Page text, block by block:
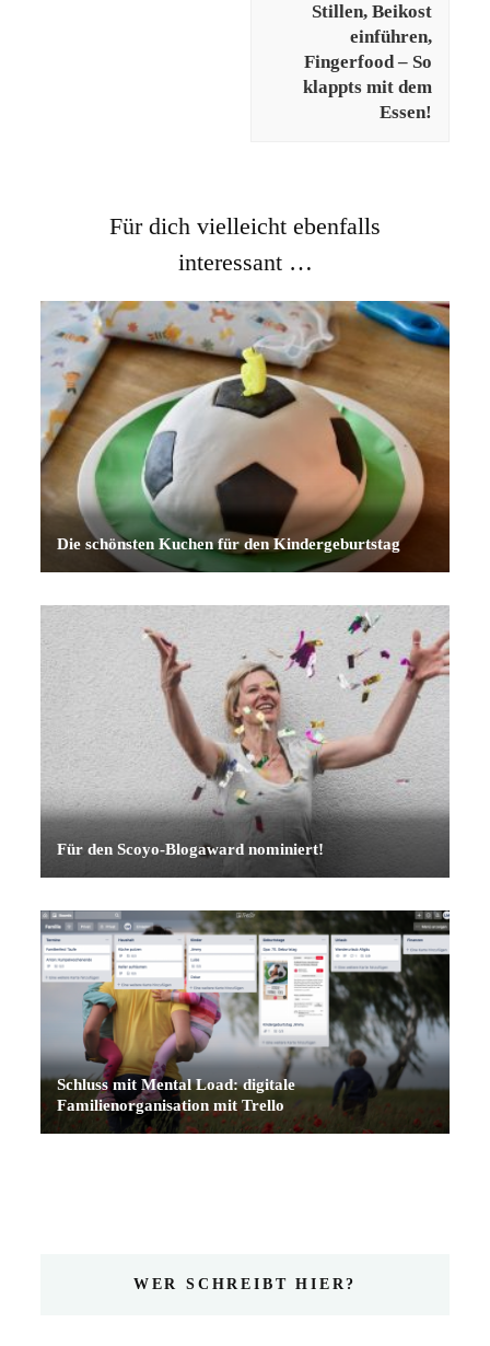
Stillen, Beikost
einführen,
Fingerfood – So
klappts mit dem
Essen!
Für dich vielleicht ebenfalls
interessant …
Die schönsten Kuchen für den Kindergeburtstag
Für den Scoyo-Blogaward nominiert!
Schluss mit Mental Load: digitale
Familienorganisation mit Trello
WER SCHREIBT HIER?